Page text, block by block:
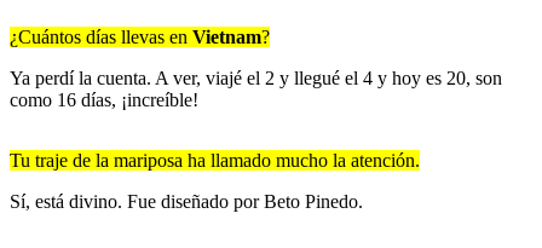
¿Cuántos días llevas en Vietnam?
Ya perdí la cuenta. A ver, viajé el 2 y llegué el 4 y hoy es 20, son
como 16 días, ¡increíble!
Tu traje de la mariposa ha llamado mucho la atención.
Sí, está divino. Fue diseñado por Beto Pinedo.